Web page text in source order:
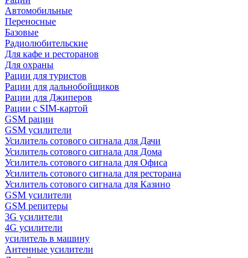
Автомобильные
Переносные
Базовые
Радиолюбительские
Для кафе и ресторанов
Для охраны
Рации для туристов
Рации для дальнобойщиков
Рации для Джиперов
Рации с SIM-картой
GSM рации
GSM усилители
Усилитель сотового сигнала для Дачи
Усилитель сотового сигнала для Дома
Усилитель сотового сигнала для Офиса
Усилитель сотового сигнала для ресторана
Усилитель сотового сигнала для Казино
GSM усилители
GSM репитеры
3G усилители
4G усилители
усилитель в машину
Антенные усилители